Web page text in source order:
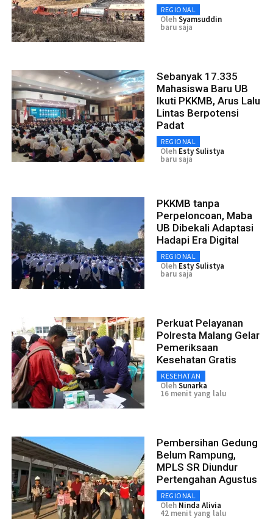
REGIONAL
OlehSyamsuddin
baru saja
Sebanyak 17.335
Mahasiswa Baru UB
Ikuti PKKMB, Arus Lalu
Lintas Berpotensi
Padat
REGIONAL
Oleh Esty Sulistya
baru saja
PKKMB tanpa
Perpeloncoan, Maba
UB Dibekali Adaptasi
Hadapi Era Digital
REGIONAL
Oleh Esty Sulistya
baru saja
Perkuat Pelayanan
Polresta Malang Gelar
Pemeriksaan
Kesehatan Gratis
KESEHATAN
OlehSunarka
16 menit yang lalu
Pembersihan Gedung
Belum Rampung,
MPLS SR Diundur
Pertengahan Agustus
REGIONAL
Oleh Ninda Alivia
42 menit yang lalu